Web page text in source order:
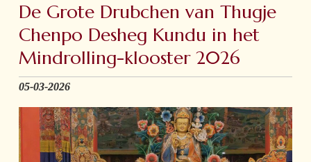
De Grote Drubchen van Thugje
Chenpo Desheg Kundu in het
Mindrolling-klooster 2026
05-03-2026